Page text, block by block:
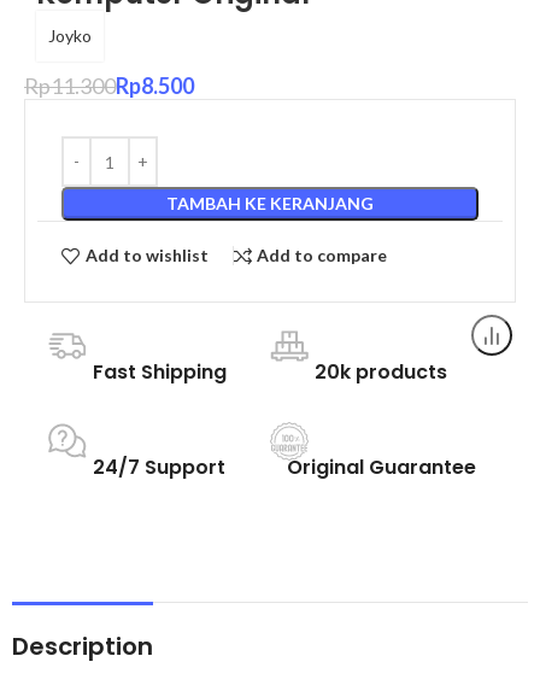
Joyko
Rp11.300Rp8.500
TAMBAH KE KERANJANG
Add to wishlist Add to compare
Fast Shipping 20k products
24/7 Support Original Guarantee
Description